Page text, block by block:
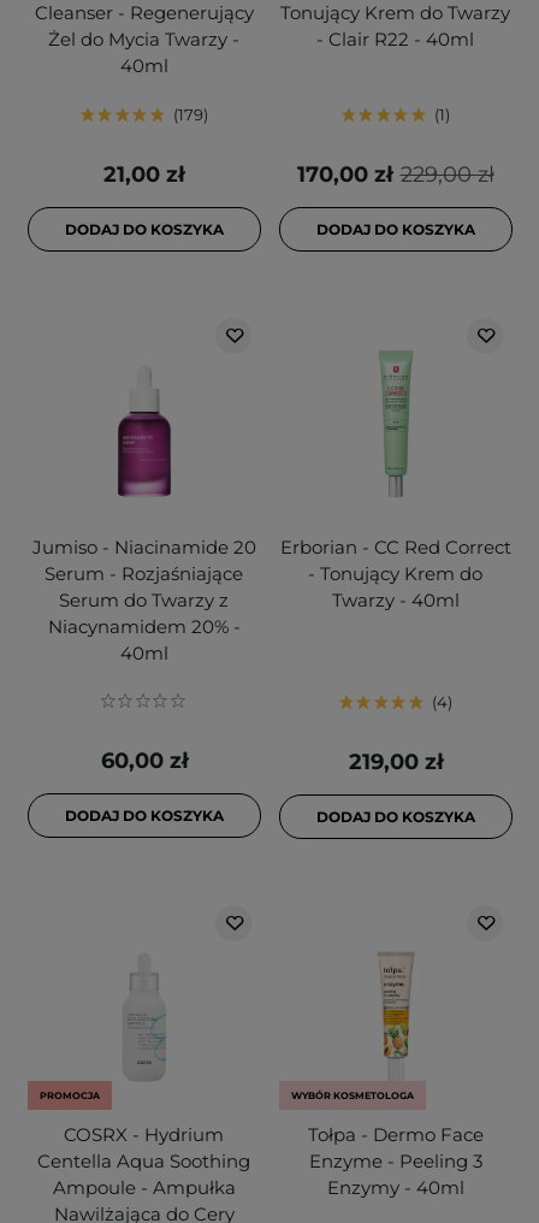
Cleanser - Regenerujący
Żel do Mycia Twarzy -
40ml
179
21,00 zł
DODAJ DO KOSZYKA
Tonujący Krem do Twarzy
- Clair R22 - 40ml
1
229,00 zł
170,00 zł
DODAJ DO KOSZYKA
Jumiso - Niacinamide 20
Serum - Rozjaśniające
Serum do Twarzy z
Niacynamidem 20% -
40ml
60,00 zł
DODAJ DO KOSZYKA
Erborian - CC Red Correct
- Tonujący Krem do
Twarzy - 40ml
4
219,00 zł
DODAJ DO KOSZYKA
PROMOCJA
COSRX - Hydrium
Centella Aqua Soothing
Ampoule - Ampułka
Nawilżająca do Cery
WYBÓR KOSMETOLOGA
Tołpa - Dermo Face
Enzyme - Peeling 3
Enzymy - 40ml